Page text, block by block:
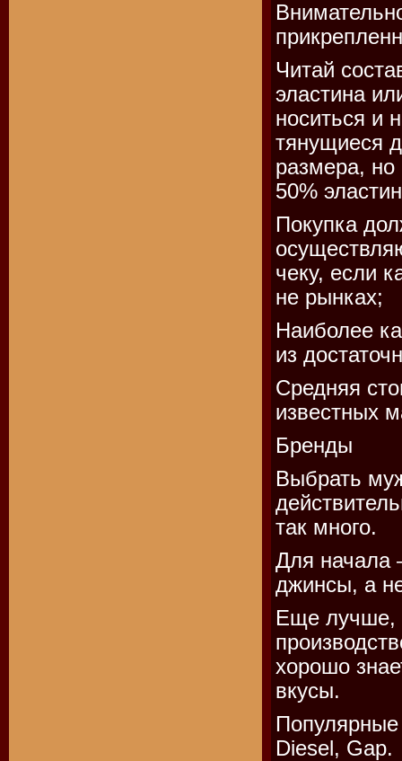
Читай
эластина
носиться и
тянущиеся
размера,
50%
Покупка
чеку, если
не рынках;
Наиболее
из
Средняя
известных
Бренды
Выбрать
так много.
Для начала
джинсы, а
Еще лучше,
хорошо
вкусы.
Diesel, Gap.